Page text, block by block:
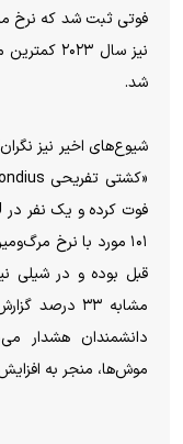
شد.
مشابه ۳۳
دانشمندان هشدار
موش‌ها، منجر به